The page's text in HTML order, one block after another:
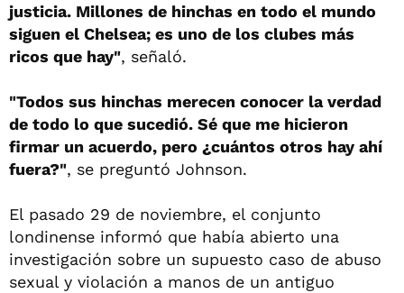
justicia. Millones de hinchas en todo el mundo
siguen el Chelsea; es uno de los clubes más
ricos que hay", señaló.
"Todos sus hinchas merecen conocer la verdad
de todo lo que sucedió. Sé que me hicieron
firmar un acuerdo, pero ¿cuántos otros hay ahí
fuera?", se preguntó Johnson.
El pasado 29 de noviembre, el conjunto
londinense informó que había abierto una
investigación sobre un supuesto caso de abuso
sexual y violación a manos de un antiguo